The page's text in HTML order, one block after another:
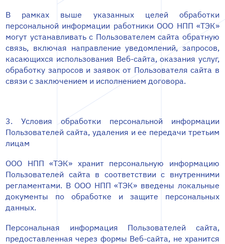
В рамках выше указанных целей обработки
персональной информации работники ООО НПП «ТЭК»
могут устанавливать с Пользователем сайта обратную
связь, включая направление уведомлений, запросов,
касающихся использования Веб-сайта, оказания услуг,
обработку запросов и заявок от Пользователя сайта в
связи с заключением и исполнением договора.
3. Условия обработки персональной информации
Пользователей сайта, удаления и ее передачи третьим
лицам
ООО НПП «ТЭК» хранит персональную информацию
Пользователей сайта в соответствии с внутренними
регламентами. В ООО НПП «ТЭК» введены локальные
документы по обработке и защите персональных
данных.
Персональная информация Пользователей сайта,
предоставленная через формы Веб-сайта, не хранится